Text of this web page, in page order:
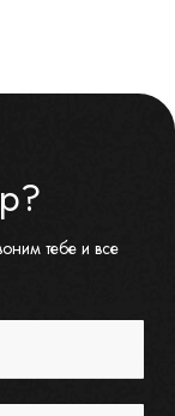
тебе и все